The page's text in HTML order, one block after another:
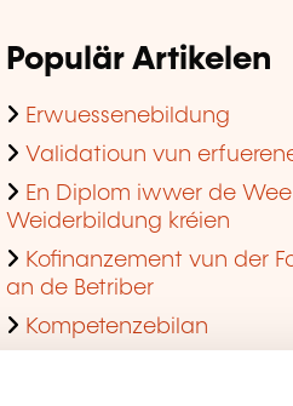
Populär Artikelen
Erwuessenebildung
Validatioun vun
En Diplom iwwer de
Weiderbildung kréien
Kofinanzement vun der
an de Betriber
Kompetenzebilan